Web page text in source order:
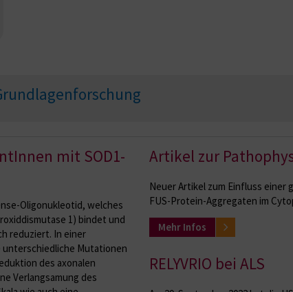
mit SOD1-
Oligonukleotid, welches
1) bindet und
reduziert. In einer
unterschiedliche Mutationen
des axonalen
Verlangsamung des
Artikel zur
Neuer Artikel zum Einfluss
FUS-Protein-Aggregaten im
Mehr Infos
RELYVRIO bei ALS